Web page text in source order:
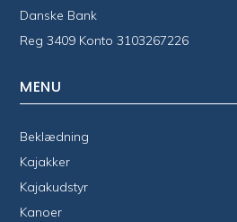
Danske Bank
Reg 3409 Konto 3103267226
MENU
Beklædning
Kajakker
Kajakudstyr
Kanoer